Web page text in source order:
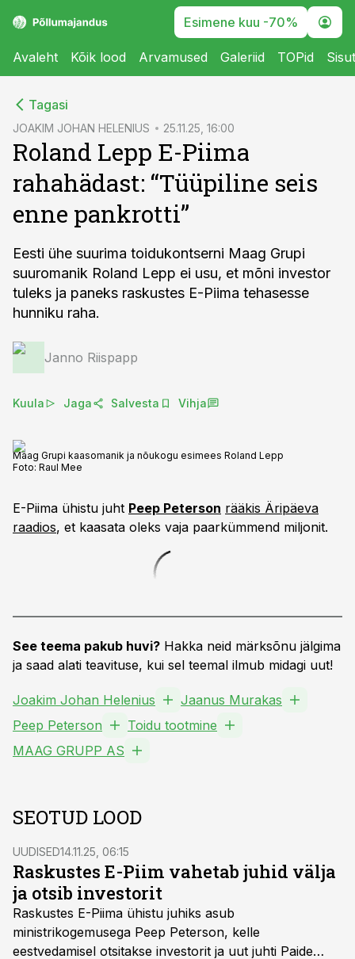
Esimene kuu -70%
Avaleht Kõik lood Arvamused Galeriid TOPid
Tagasi
JOAKIM JOHAN HELENIUS 25.11.25, 16:00
Roland Lepp E-Piima
rahahädast: “Tüüpiline seis
enne pankrotti”
Eesti ühe suurima toidukontserni Maag Grupi
suuromanik Roland Lepp ei usu, et mõni investor
tuleks ja paneks raskustes E-Piima tehasesse
hunniku raha.
Janno Riispapp
Kuula Jaga Salvesta Vihja
Maag Grupi kaasomanik ja nõukogu esimees Roland Lepp
Foto: Raul Mee
E-Piima ühistu juht Peep Peterson rääkis Äripäeva
raadios, et kaasata oleks vaja paarkümmend miljonit.
See teema pakub huvi? Hakka neid märksõnu jälgima
ja saad alati teavituse, kui sel teemal ilmub midagi uut!
Joakim Johan Helenius
Jaanus Murakas
Peep Peterson
Toidu tootmine
MAAG GRUPP AS
SEOTUD LOOD
UUDISED14.11.25, 06:15
Raskustes E-Piim vahetab juhid välja
ja otsib investorit
Raskustes E-Piima ühistu juhiks asub
ministrikogemusega Peep Peterson, kelle
eestvedamisel otsitakse investorit ja uut juhti Paide